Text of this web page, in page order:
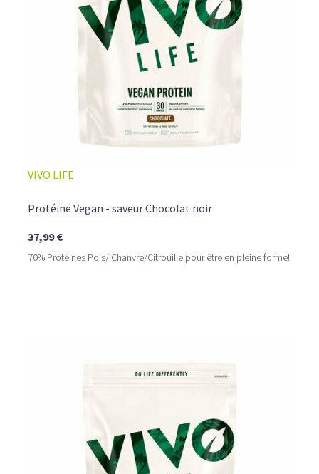
☕ LATTE MACCHIATO GLACÉ
Un café riche avec un soupçon de caramel pour un
moment de pure détente… ou de concentration avant le
VIVO LIFE
Protéine Vegan - saveur Chocolat noir
37,99 €
70% Protéines Pois/ Chanvre/Citrouille pour être en pleine forme!